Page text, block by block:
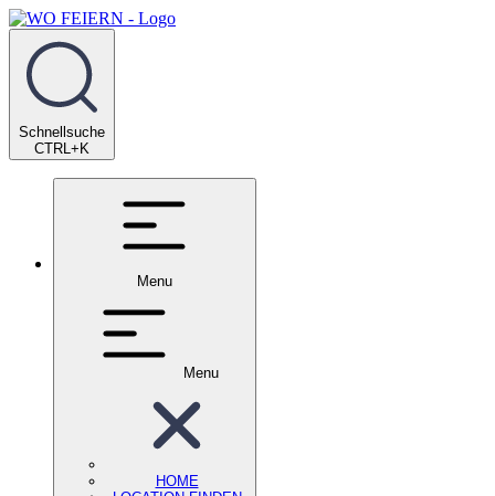
Schnellsuche
CTRL+K
Menu
Menu
HOME